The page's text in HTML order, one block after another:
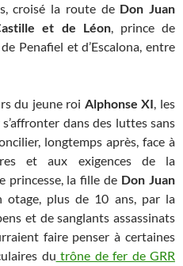
croisé la route de Don Juan
et de Léon, prince de
Penafiel et d’Escalona, entre
du jeune roi Alphonse XI, les
dans des luttes sans
longtemps après, face à
et aux exigences de la
princesse, la fille de Don Juan
otage, plus de 10 ans, par la
et de sanglants assassinats
faire penser à certaines
du trône de fer de GRR